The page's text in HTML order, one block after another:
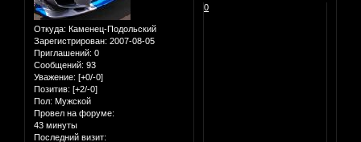
Откуда: Каменец-Подольский
Зарегистрирован: 2007-08-05
Приглашений: 0
Сообщений: 93
Уважение: [+0/-0]
Позитив: [+2/-0]
Пол: Мужской
Провел на форуме:
43 минуты
Последний визит:
0